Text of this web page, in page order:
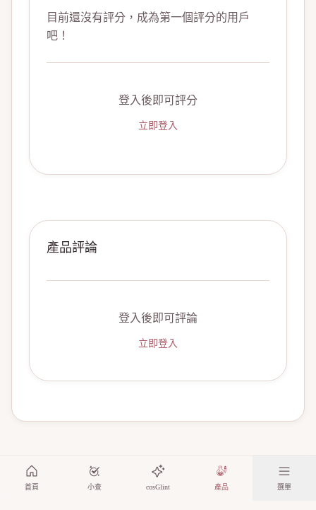
目前還沒有評分，成為第一個評分的用戶
吧！
登入後即可評分
立即登入
產品評論
登入後即可評論
立即登入
首頁 小查 cosGlint 產品 選單